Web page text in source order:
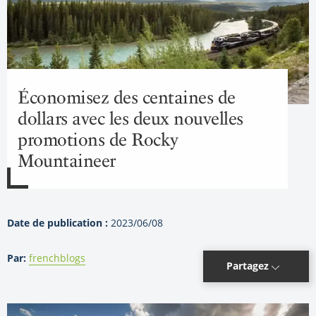
Économisez des centaines de
dollars avec les deux nouvelles
promotions de Rocky
Mountaineer
Date de publication : 2023/06/08
Par: frenchblogs
Partagez